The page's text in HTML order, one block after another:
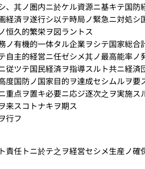
其ノ圏内ニ於ケル資源ニ基キテ国防
済ヲ遂行シ以テ時局ノ緊急ニ対処シ
恒久的繁栄ヲ図ラントス
有機的一体タル企業ヲシテ国家総合
自主的経営ニ任ゼシメ其ノ最高能率ノ
ツテ国民経済ヲ指導スルト共ニ経済
度国防ノ国家目的ヲ達成セシムルヲ要
点ヲ置キ必要ニ応ジ逐次之ヲ実施ス
来スコトナキヲ期ス
行フ
任トニ於テ之ヲ経営セシメ生産ノ確